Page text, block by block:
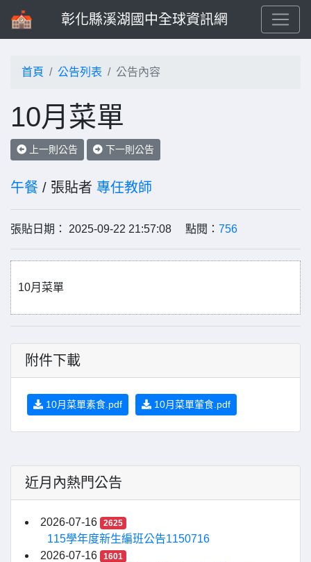
彰化縣溪湖國中全球資訊網
首頁 公告列表 公告內容
10月菜單
上一則公告 下一則公告
午餐 / 張貼者 專任教師
張貼日期： 2025-09-22 21:57:08 點閱： 756
10月菜單
附件下載
10月菜單素食.pdf 10月菜單葷食.pdf
近月內熱門公告
2026-07-16 2625
115學年度新生編班公告1150716
2026-07-16
1601